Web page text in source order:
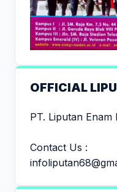
OFFICIAL
PT. Liputan
Contact Us :